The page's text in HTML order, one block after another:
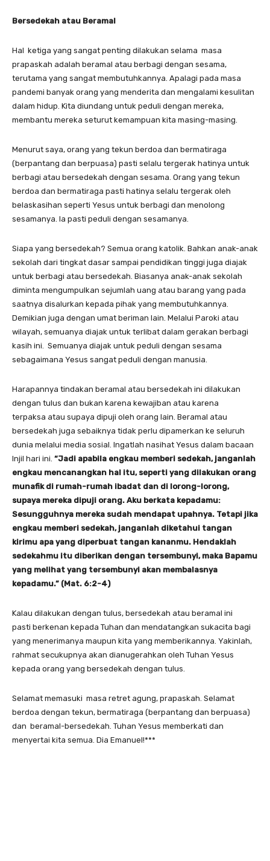
Bersedekah atau Beramal
Hal ketiga yang sangat penting dilakukan selama masa
prapaskah adalah beramal atau berbagi dengan sesama,
terutama yang sangat membutuhkannya. Apalagi pada masa
pandemi banyak orang yang menderita dan mengalami kesulitan
dalam hidup. Kita diundang untuk peduli dengan mereka,
membantu mereka seturut kemampuan kita masing-masing.
Menurut saya, orang yang tekun berdoa dan bermatiraga
(berpantang dan berpuasa) pasti selalu tergerak hatinya untuk
berbagi atau bersedekah dengan sesama. Orang yang tekun
berdoa dan bermatiraga pasti hatinya selalu tergerak oleh
belaskasihan seperti Yesus untuk berbagi dan menolong
sesamanya. Ia pasti peduli dengan sesamanya.
Siapa yang bersedekah? Semua orang katolik. Bahkan anak-anak
sekolah dari tingkat dasar sampai pendidikan tinggi juga diajak
untuk berbagi atau bersedekah. Biasanya anak-anak sekolah
diminta mengumpulkan sejumlah uang atau barang yang pada
saatnya disalurkan kepada pihak yang membutuhkannya.
Demikian juga dengan umat beriman lain. Melalui Paroki atau
wilayah, semuanya diajak untuk terlibat dalam gerakan berbagi
kasih ini. Semuanya diajak untuk peduli dengan sesama
sebagaimana Yesus sangat peduli dengan manusia.
Harapannya tindakan beramal atau bersedekah ini dilakukan
dengan tulus dan bukan karena kewajiban atau karena
terpaksa atau supaya dipuji oleh orang lain. Beramal atau
bersedekah juga sebaiknya tidak perlu dipamerkan ke seluruh
dunia melalui media sosial. Ingatlah nasihat Yesus dalam bacaan
Injil hari ini. “Jadi apabila engkau memberi sedekah, janganlah
engkau mencanangkan hal itu, seperti yang dilakukan orang
munafik di rumah-rumah ibadat dan di lorong-lorong,
supaya mereka dipuji orang. Aku berkata kepadamu:
Sesungguhnya mereka sudah mendapat upahnya. Tetapi jika
engkau memberi sedekah, janganlah diketahui tangan
kirimu apa yang diperbuat tangan kananmu. Hendaklah
sedekahmu itu diberikan dengan tersembunyi, maka Bapamu
yang melihat yang tersembunyi akan membalasnya
kepadamu.” (Mat. 6:2-4)
Kalau dilakukan dengan tulus, bersedekah atau beramal ini
pasti berkenan kepada Tuhan dan mendatangkan sukacita bagi
yang menerimanya maupun kita yang memberikannya. Yakinlah,
rahmat secukupnya akan dianugerahkan oleh Tuhan Yesus
kepada orang yang bersedekah dengan tulus.
Selamat memasuki masa retret agung, prapaskah. Selamat
berdoa dengan tekun, bermatiraga (berpantang dan berpuasa)
dan beramal-bersedekah. Tuhan Yesus memberkati dan
menyertai kita semua. Dia Emanuel!***